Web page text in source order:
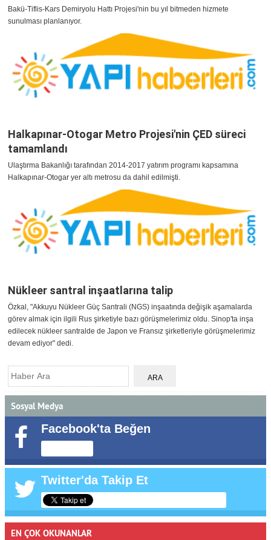
Bakü-Tiflis-Kars Demiryolu Hattı Projesi'nin bu yıl bitmeden hizmete
sunulması planlanıyor.
Halkapınar-Otogar Metro Projesi'nin ÇED süreci
tamamlandı
Ulaştırma Bakanlığı tarafından 2014-2017 yatırım programı kapsamına
Halkapınar-Otogar yer altı metrosu da dahil edilmişti.
Nükleer santral inşaatlarına talip
Özkal, "Akkuyu Nükleer Güç Santrali (NGS) inşaatında değişik aşamalarda
görev almak için ilgili Rus şirketiyle bazı görüşmelerimiz oldu. Sinop'ta inşa
edilecek nükleer santralde de Japon ve Fransız şirketleriyle görüşmelerimiz
devam ediyor" dedi.
Sosyal Medya
Facebook'ta Beğen
Twitter'da Takip Et
EN ÇOK OKUNANLAR